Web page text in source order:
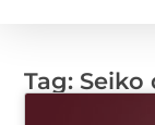
Tag: